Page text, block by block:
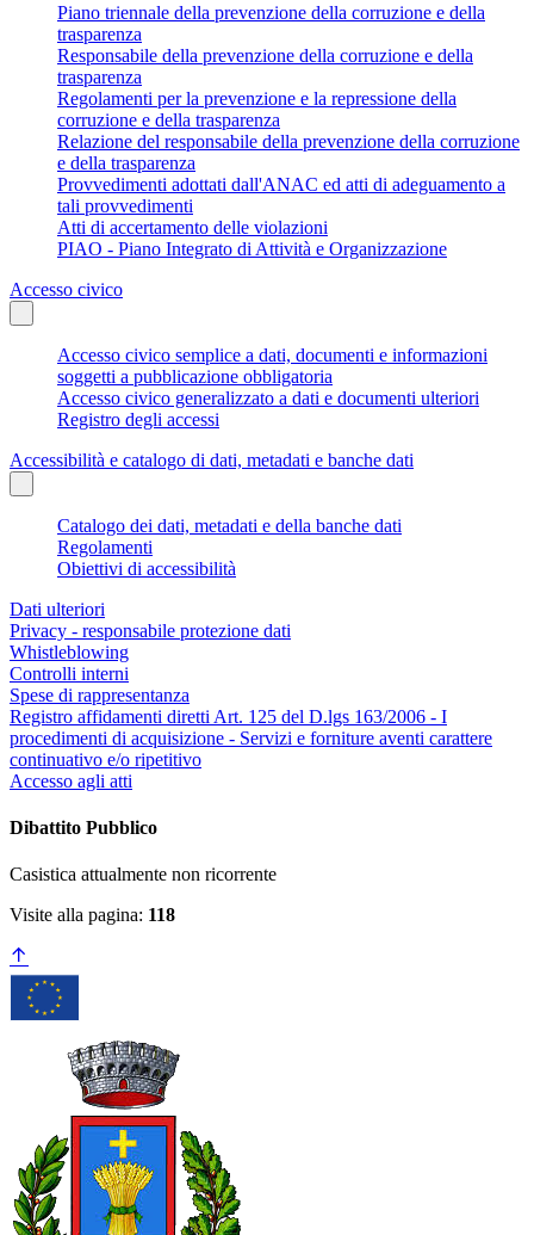
Piano triennale della prevenzione della corruzione e della
trasparenza
Responsabile della prevenzione della corruzione e della
trasparenza
Regolamenti per la prevenzione e la repressione della
corruzione e della trasparenza
Relazione del responsabile della prevenzione della corruzione
e della trasparenza
Provvedimenti adottati dall'ANAC ed atti di adeguamento a
tali provvedimenti
Atti di accertamento delle violazioni
PIAO - Piano Integrato di Attività e Organizzazione
Accesso civico
Accesso civico semplice a dati, documenti e informazioni
soggetti a pubblicazione obbligatoria
Accesso civico generalizzato a dati e documenti ulteriori
Registro degli accessi
Accessibilità e catalogo di dati, metadati e banche dati
Catalogo dei dati, metadati e della banche dati
Regolamenti
Obiettivi di accessibilità
Dati ulteriori
Privacy - responsabile protezione dati
Whistleblowing
Controlli interni
Spese di rappresentanza
Registro affidamenti diretti Art. 125 del D.lgs 163/2006 - I
procedimenti di acquisizione - Servizi e forniture aventi carattere
continuativo e/o ripetitivo
Accesso agli atti
Dibattito Pubblico
Casistica attualmente non ricorrente
Visite alla pagina: 118